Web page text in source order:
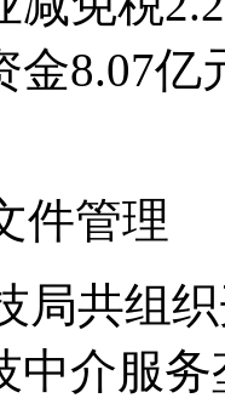
金8.07亿
件管理
局共组
中介服